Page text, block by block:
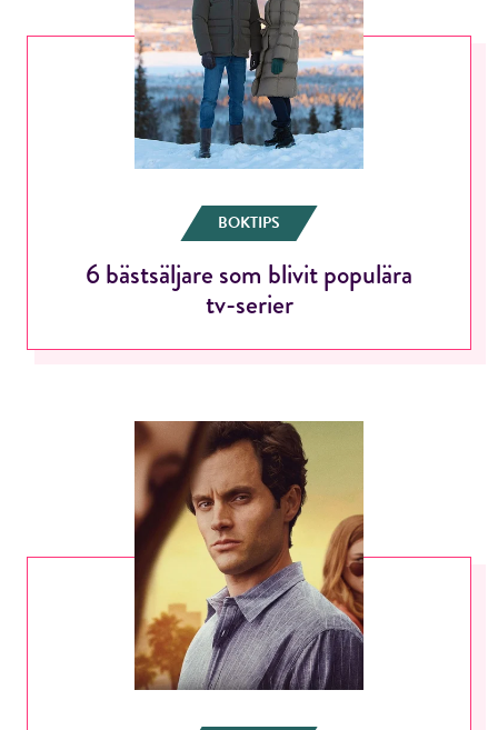
BOKTIPS
6 bästsäljare som blivit populära
tv-serier